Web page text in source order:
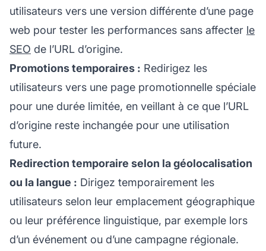
utilisateurs vers une version différente d’une page
web pour tester les performances sans affecter le
SEO de l’URL d’origine.
Promotions temporaires : Redirigez les
utilisateurs vers une page promotionnelle spéciale
pour une durée limitée, en veillant à ce que l’URL
d’origine reste inchangée pour une utilisation
future.
Redirection temporaire selon la géolocalisation
ou la langue : Dirigez temporairement les
utilisateurs selon leur emplacement géographique
ou leur préférence linguistique, par exemple lors
d’un événement ou d’une campagne régionale.